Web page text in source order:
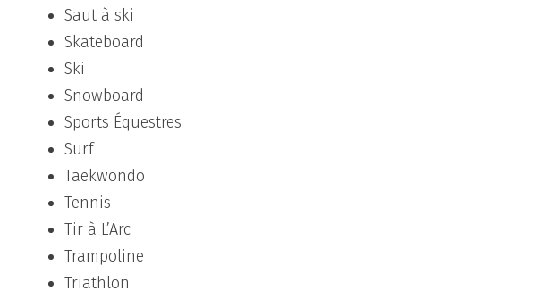
Saut à ski
Skateboard
Ski
Snowboard
Sports Équestres
Surf
Taekwondo
Tennis
Tir à L’Arc
Trampoline
Triathlon